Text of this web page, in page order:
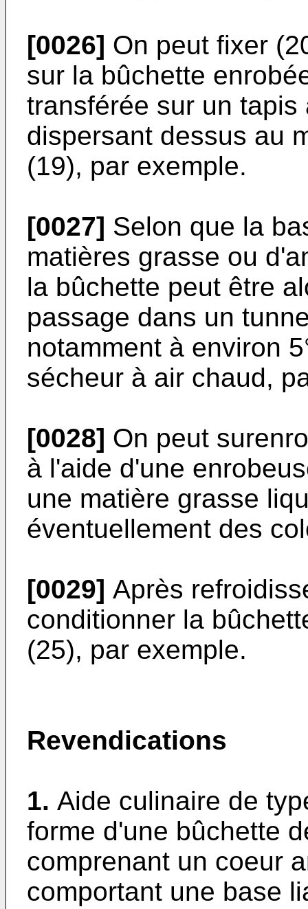
[0026] On peut fixer
sur la bûchette
transférée sur un
dispersant dessus au
(19), par exemple.
[0027] Selon que la
matières grasse ou
la bûchette peut être
passage dans un
notamment à environ
sécheur à air chaud,
[0028] On peut
à l'aide d'une
une matière grasse
éventuellement des
[0029] Après
conditionner la
(25), par exemple.
Revendications
1. Aide culinaire de
forme d'une bûchette
comprenant un coeur
comportant une base